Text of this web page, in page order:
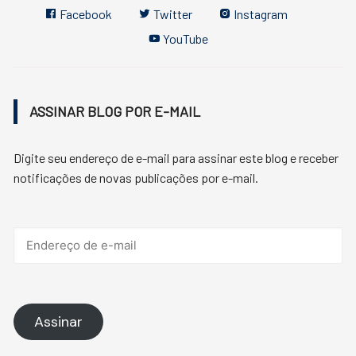
Facebook Twitter
Instagram
YouTube
ASSINAR BLOG POR E-MAIL
Digite seu endereço de e-mail para assinar este blog e receber
notificações de novas publicações por e-mail.
Assinar